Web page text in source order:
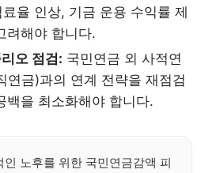
율 인상, 기금 운용 수익률 제
려해야 합니다.
오 점검: 국민연금 외 사적연
연금)과의 연계 전략을 재점검
백을 최소화해야 합니다.
인 노후를 위한 국민연금감액 피